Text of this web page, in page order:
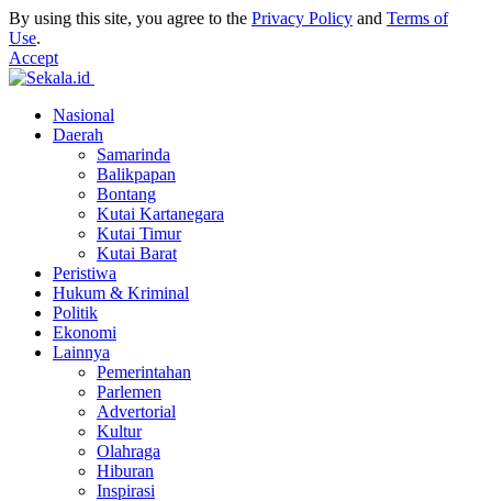
By using this site, you agree to the Privacy Policy and Terms of
Use.
Accept
Nasional
Daerah
Samarinda
Balikpapan
Bontang
Kutai Kartanegara
Kutai Timur
Kutai Barat
Peristiwa
Hukum & Kriminal
Politik
Ekonomi
Lainnya
Pemerintahan
Parlemen
Advertorial
Kultur
Olahraga
Hiburan
Inspirasi